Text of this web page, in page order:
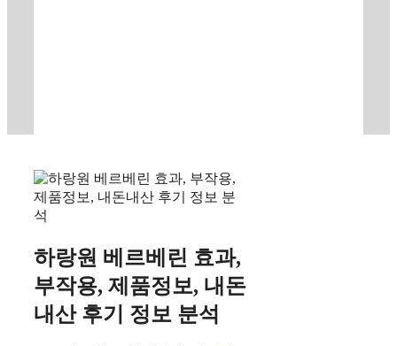
하랑원 베르베린 효과,
부작용, 제품정보, 내돈
내산 후기 정보 분석